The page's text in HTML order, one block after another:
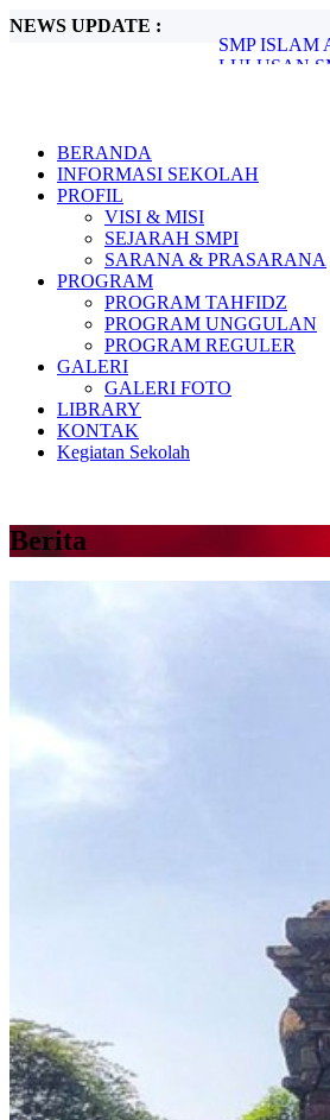
NEWS UPDATE :
LULUSAN
SMPI
INOVASI
SMP ISLAM
BERANDA
INFORMASI SEKOLAH
PROFIL
VISI & MISI
SEJARAH SMPI
SARANA & PRASARANA
PROGRAM
PROGRAM TAHFIDZ
PROGRAM UNGGULAN
PROGRAM REGULER
GALERI
GALERI FOTO
LIBRARY
KONTAK
Kegiatan Sekolah
Berita